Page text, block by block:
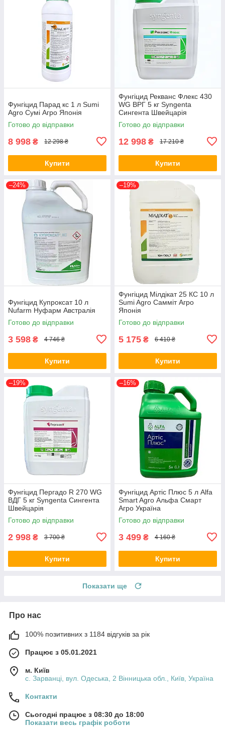
Фунгіцид Парад кс 1 л Sumi
Agro Сумі Агро Японія
Готово до відправки
8 998 ₴ 12 298 ₴
Купити
Фунгіцид Рекванс Флекс 430
WG ВРГ 5 кг Syngenta
Сингента Швейцарія
Готово до відправки
12 998 ₴ 17 210 ₴
Купити
–24%
Фунгіцид Купроксат 10 л
Nufarm Нуфарм Австралія
Готово до відправки
3 598 ₴ 4 746 ₴
Купити
–19%
Фунгіцид Мілдікат 25 КС 10 л
Sumi Agro Самміт Агро
Японія
Готово до відправки
5 175 ₴ 6 410 ₴
Купити
–19%
Фунгіцид Пергадо R 270 WG
ВДГ 5 кг Syngenta Сингента
Швейцарія
Готово до відправки
2 998 ₴ 3 700 ₴
Купити
–16%
Фунгіцид Артіс Плюс 5 л Alfa
Smart Agro Альфа Смарт
Агро Україна
Готово до відправки
3 499 ₴ 4 160 ₴
Купити
Показати ще
Про нас
100% позитивних з 1184 відгуків за рік
Працює з 05.01.2021
м. Київ
с. Зарванці, вул. Одеська, 2 Вінницька обл., Київ, Україна
Контакти
Сьогодні працює з 08:30 до 18:00
Показати весь графік роботи